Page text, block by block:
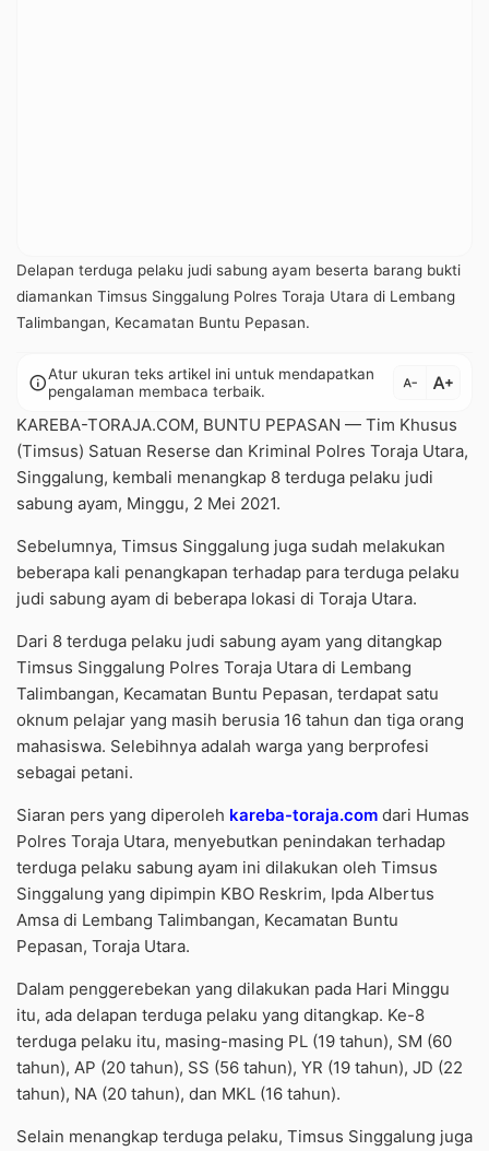
Delapan terduga pelaku judi sabung ayam beserta barang bukti
diamankan Timsus Singgalung Polres Toraja Utara di Lembang
Talimbangan, Kecamatan Buntu Pepasan.
infoAtur ukuran teks artikel ini untuk mendapatkan
pengalaman membaca terbaik.
text_decrease text_increase
KAREBA-TORAJA.COM, BUNTU PEPASAN — Tim Khusus
(Timsus) Satuan Reserse dan Kriminal Polres Toraja Utara,
Singgalung, kembali menangkap 8 terduga pelaku judi
sabung ayam, Minggu, 2 Mei 2021.
Sebelumnya, Timsus Singgalung juga sudah melakukan
beberapa kali penangkapan terhadap para terduga pelaku
judi sabung ayam di beberapa lokasi di Toraja Utara.
Dari 8 terduga pelaku judi sabung ayam yang ditangkap
Timsus Singgalung Polres Toraja Utara di Lembang
Talimbangan, Kecamatan Buntu Pepasan, terdapat satu
oknum pelajar yang masih berusia 16 tahun dan tiga orang
mahasiswa. Selebihnya adalah warga yang berprofesi
sebagai petani.
Siaran pers yang diperoleh kareba-toraja.com dari Humas
Polres Toraja Utara, menyebutkan penindakan terhadap
terduga pelaku sabung ayam ini dilakukan oleh Timsus
Singgalung yang dipimpin KBO Reskrim, Ipda Albertus
Amsa di Lembang Talimbangan, Kecamatan Buntu
Pepasan, Toraja Utara.
Dalam penggerebekan yang dilakukan pada Hari Minggu
itu, ada delapan terduga pelaku yang ditangkap. Ke-8
terduga pelaku itu, masing-masing PL (19 tahun), SM (60
tahun), AP (20 tahun), SS (56 tahun), YR (19 tahun), JD (22
tahun), NA (20 tahun), dan MKL (16 tahun).
Selain menangkap terduga pelaku, Timsus Singgalung juga